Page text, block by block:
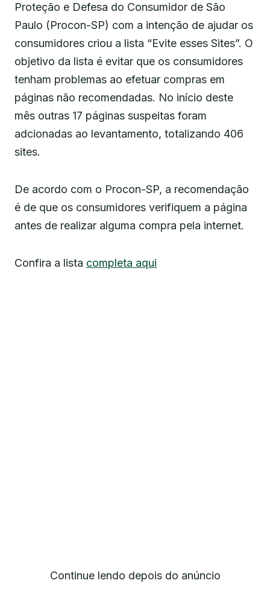
Proteção e Defesa do Consumidor de São
Paulo (Procon-SP) com a intenção de ajudar os
consumidores criou a lista “Evite esses Sites”. O
objetivo da lista é evitar que os consumidores
tenham problemas ao efetuar compras em
páginas não recomendadas. No início deste
mês outras 17 páginas suspeitas foram
adcionadas ao levantamento, totalizando 406
sites.
De acordo com o Procon-SP, a recomendação
é de que os consumidores verifiquem a página
antes de realizar alguma compra pela internet.
Confira a lista completa aqui
Continue lendo depois do anúncio